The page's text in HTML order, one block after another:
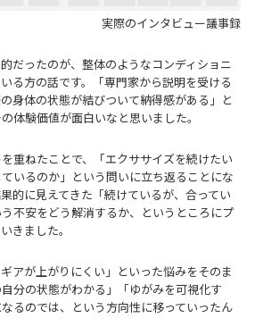
実際のインタビュー議事録
的だったのが、整体のようなコンディショニ
る方の話です。「専門家から説明を受ける
身体の状態が結びついて納得感がある」と
体験価値が面白いなと思いました。
を重ねたことで、「エクササイズを続けたい
いるのか」という問いに立ち返ることにな
的に見えてきた「続けているが、合ってい
不安をどう解消するか、というところにプ
きました。
ギアが上がりにくい」といった悩みをそのま
分の状態がわかる」「ゆがみを可視化す
るのでは、という方向性に移っていったん